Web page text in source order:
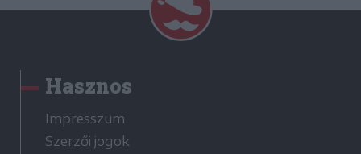
Hasznos
Impresszum
Szerzői jogok